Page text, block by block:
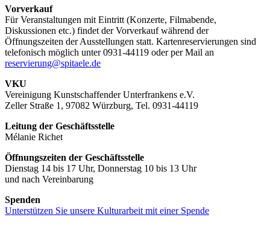
Vorverkauf
Für Veranstaltungen mit Eintritt (Konzerte, Filmabende,
Diskussionen etc.) findet der Vorverkauf während der
Öffnungszeiten der Ausstellungen statt. Kartenreservierungen sind
telefonisch möglich unter 0931-44119 oder per Mail an
reservierung@spitaele.de
VKU
Vereinigung Kunstschaffender Unterfrankens e.V.
Zeller Straße 1, 97082 Würzburg, Tel. 0931-44119
Leitung der Geschäftsstelle
Mélanie Richet
Öffnungszeiten der Geschäftsstelle
Dienstag 14 bis 17 Uhr, Donnerstag 10 bis 13 Uhr
und nach Vereinbarung
Spenden
Unterstützen Sie unsere Kulturarbeit mit einer Spende